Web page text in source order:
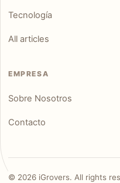
Tecnología
All articles
EMPRESA
Sobre Nosotros
Contacto
© 2026iGrovers. All rights